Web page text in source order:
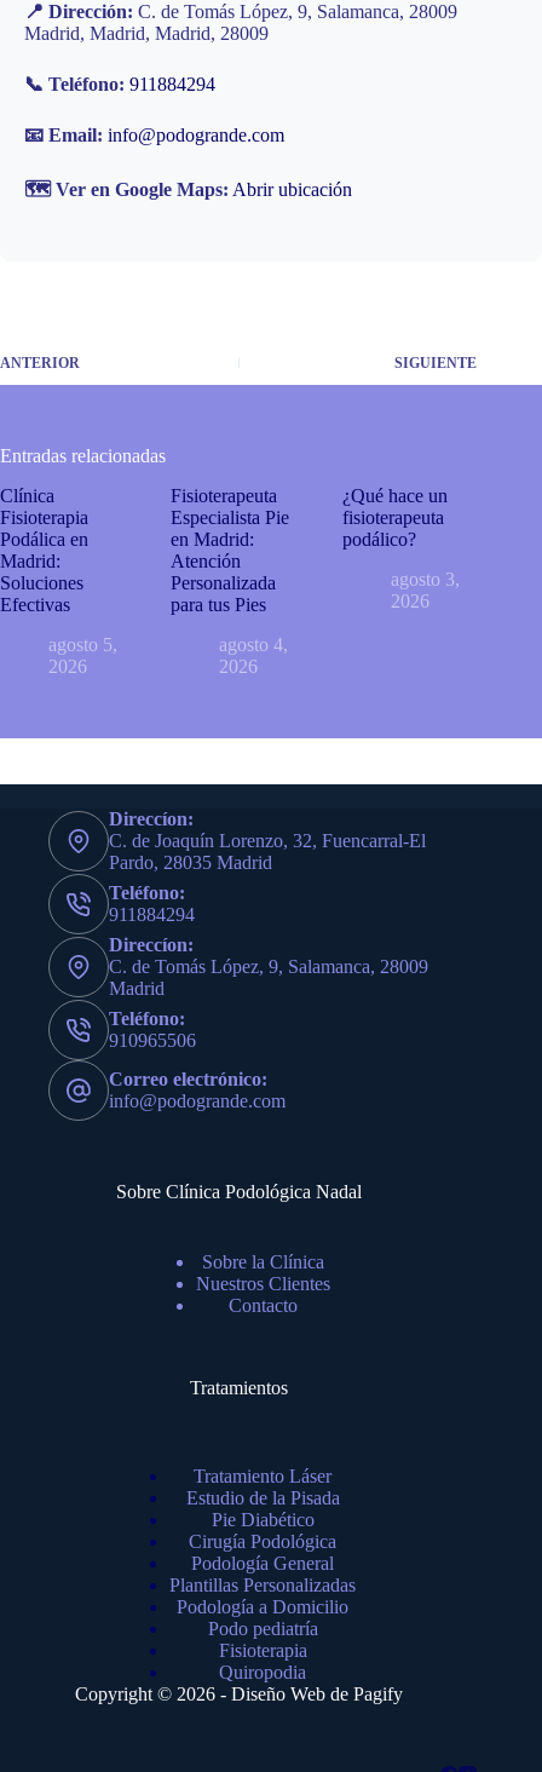
📍 Dirección: C. de Tomás López, 9, Salamanca, 28009
Madrid, Madrid, Madrid, 28009
📞 Teléfono: 911884294
📧 Email: info@podogrande.com
🗺️ Ver en Google Maps: Abrir ubicación
ANTERIOR SIGUIENTE
Entradas relacionadas
Clínica
Fisioterapia
Podálica en
Madrid:
Soluciones
Efectivas
agosto 5,
2026
Fisioterapeuta
Especialista Pie
en Madrid:
Atención
Personalizada
para tus Pies
agosto 4,
2026
¿Qué hace un
fisioterapeuta
podálico?
agosto 3,
2026
Direccíon:
C. de Joaquín Lorenzo, 32, Fuencarral-El
Pardo, 28035 Madrid
Teléfono:
911884294
Direccíon:
C. de Tomás López, 9, Salamanca, 28009
Madrid
Teléfono:
910965506
Correo electrónico:
info@podogrande.com
Sobre Clínica Podológica Nadal
Sobre la Clínica
Nuestros Clientes
Contacto
Tratamientos
Tratamiento Láser
Estudio de la Pisada
Pie Diabético
Cirugía Podológica
Podología General
Plantillas Personalizadas
Podología a Domicilio
Podo pediatría
Fisioterapia
Quiropodia
Copyright © 2026 - Diseño Web de Pagify